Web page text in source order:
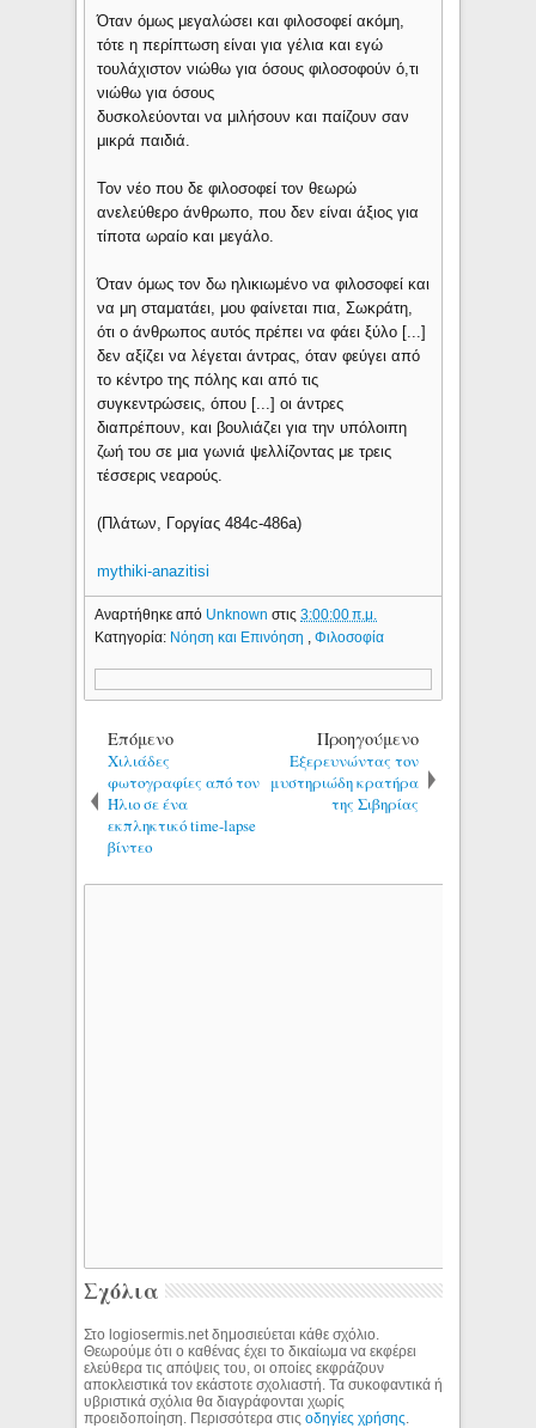
Όταν όμως μεγαλώσει και φιλοσοφεί ακόμη,
τότε η περίπτωση είναι για γέλια και εγώ
τουλάχιστον νιώθω για όσους φιλοσοφούν ό,τι
νιώθω για όσους
δυσκολεύονται να μιλήσουν και παίζουν σαν
μικρά παιδιά.
Τον νέο που δε φιλοσοφεί τον θεωρώ
ανελεύθερο άνθρωπο, που δεν είναι άξιος για
τίποτα ωραίο και μεγάλο.
Όταν όμως τον δω ηλικιωμένο να φιλοσοφεί και
να μη σταματάει, μου φαίνεται πια, Σωκράτη,
ότι ο άνθρωπος αυτός πρέπει να φάει ξύλο [...]
δεν αξίζει να λέγεται άντρας, όταν φεύγει από
το κέντρο της πόλης και από τις
συγκεντρώσεις, όπου [...] οι άντρες
διαπρέπουν, και βουλιάζει για την υπόλοιπη
ζωή του σε μια γωνιά ψελλίζοντας με τρεις
τέσσερις νεαρούς.
(Πλάτων, Γοργίας 484c-486a)
mythiki-anazitisi
Αναρτήθηκε από Unknownστις3:00:00 π.μ.
Κατηγορία: Νόηση και Επινόηση ,Φιλοσοφία
Επόμενο
Χιλιάδες
φωτογραφίες από τον
Ήλιο σε ένα
εκπληκτικό time-lapse
βίντεο
Προηγούμενο
Εξερευνώντας τον
μυστηριώδη κρατήρα
της Σιβηρίας
Σχόλια
Στο logiosermis.net δημοσιεύεται κάθε σχόλιο.
Θεωρούμε ότι ο καθένας έχει το δικαίωμα να εκφέρει
ελεύθερα τις απόψεις του, οι οποίες εκφράζουν
αποκλειστικά τον εκάστοτε σχολιαστή. Τα συκοφαντικά ή
υβριστικά σχόλια θα διαγράφονται χωρίς
προειδοποίηση. Περισσότερα στιςοδηγίες χρήσης.